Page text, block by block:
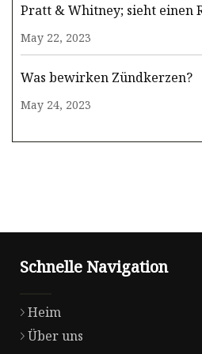
Pratt & Whitney; sieht einen Rückstand auf Platz
zwei
May 22, 2023
Was bewirken Zündkerzen?
May 24, 2023
Schnelle Navigation
Heim
Über uns